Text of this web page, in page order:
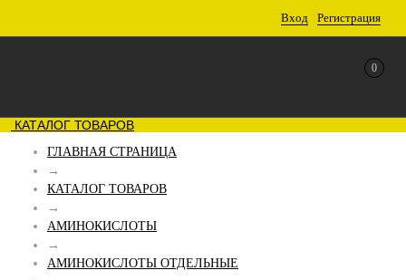
Вход Регистрация
0
КАТАЛОГ ТОВАРОВ
ГЛАВНАЯ СТРАНИЦА
→
КАТАЛОГ ТОВАРОВ
→
АМИНОКИСЛОТЫ
→
АМИНОКИСЛОТЫ ОТДЕЛЬНЫЕ